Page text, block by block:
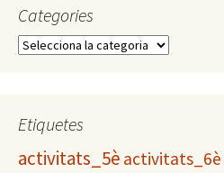
Categories
C
g
r
Etiquetes
activitats_5è activitats_6è